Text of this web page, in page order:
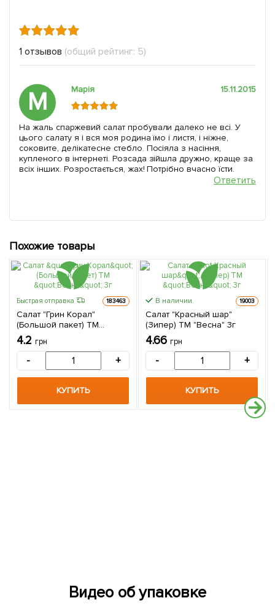
1 отзывов (общий рейтинг: 5)
М Марія 15.11.2015
На жаль спаржевий салат пробували далеко не всі. У
цього салату я і вся моя родина їмо і листя, і ніжне,
соковите, делікатесне стебло. Посіяла з насіння,
купленого в інтернеті. Розсада зійшла дружно, краще за
всіх інших. Розростається, жах! Потрібно вчасно їсти.
Ответить
Похожие товары
Быстрая отправка 183463
Салат "Грин Корал"
(Большой пакет) ТМ
"Весна" 3г
4.2 грн
- +
КУПИТЬ
В наличии. 19003
Салат "Красный шар"
(Зипер) ТМ "Весна" 3г
4.66 грн
- +
КУПИТЬ
Видео об упаковке